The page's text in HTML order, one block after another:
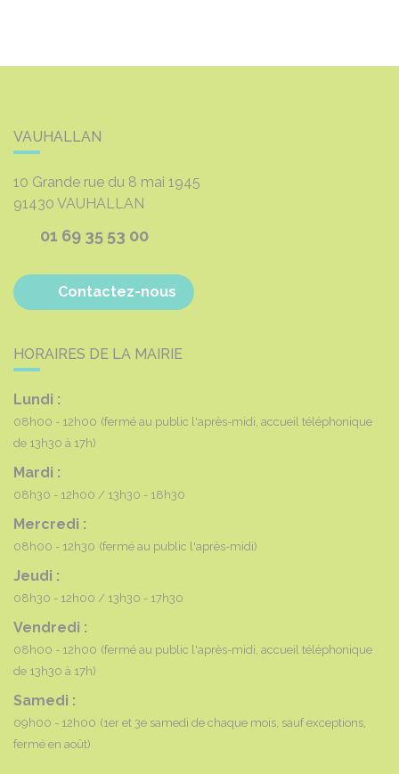
VAUHALLAN
10 Grande rue du 8 mai 1945
91430 VAUHALLAN
01 69 35 53 00
Contactez-nous
HORAIRES DE LA MAIRIE
Lundi :
08h00 - 12h00 (fermé au public l'après-midi, accueil téléphonique
de 13h30 à 17h)
Mardi :
08h30 - 12h00 13h30 - 18h30
Mercredi :
08h00 - 12h30 (fermé au public l'après-midi)
Jeudi :
08h30 - 12h00 13h30 - 17h30
Vendredi :
08h00 - 12h00 (fermé au public l'après-midi, accueil téléphonique
de 13h30 à 17h)
Samedi :
09h00 - 12h00 (1er et 3e samedi de chaque mois, sauf exceptions,
fermé en août)